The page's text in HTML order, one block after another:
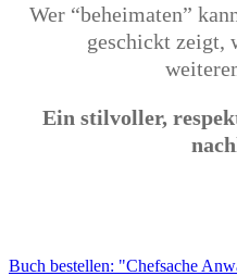
Wer “beheimaten”
geschickt zeigt,
Ein stilvoller,
Buch bestellen: "Chefsache